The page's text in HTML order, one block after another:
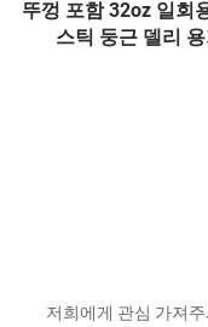
뚜껑 포함 32oz 일회
스틱 둥근 델리 용
저희에게 관심 가져